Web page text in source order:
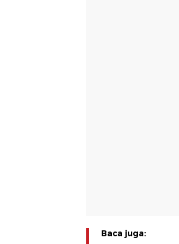
Baca juga: